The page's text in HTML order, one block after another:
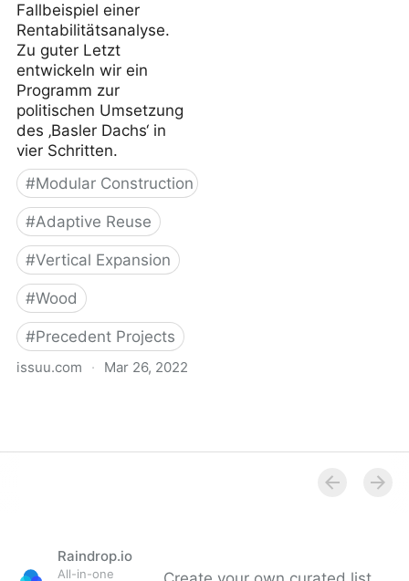
Fallbeispiel einer
Rentabilitätsanalyse.
Zu guter Letzt
entwickeln wir ein
Programm zur
politischen Umsetzung
des ‚Basler Dachs‘ in
vier Schritten.
#Modular Construction
#Adaptive Reuse
#Vertical Expansion
#Wood
#Precedent Projects
issuu.com · Mar 26, 2022
Raindrop.io
All-in-one